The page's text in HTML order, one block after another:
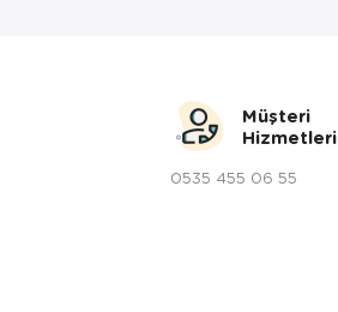
Müşteri
Hizmetleri
0535 455 06 55